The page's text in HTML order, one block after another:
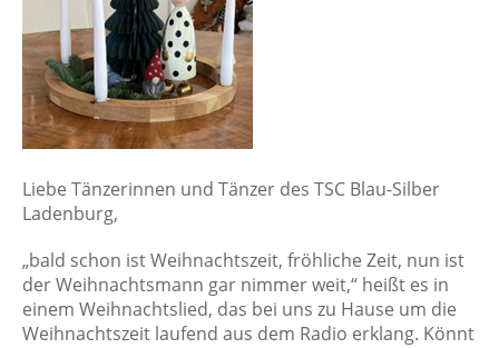
Liebe Tänzerinnen und Tänzer des TSC Blau-Silber
Ladenburg,
„bald schon ist Weihnachtszeit, fröhliche Zeit, nun ist
der Weihnachtsmann gar nimmer weit,“ heißt es in
einem Weihnachtslied, das bei uns zu Hause um die
Weihnachtszeit laufend aus dem Radio erklang. Könnt